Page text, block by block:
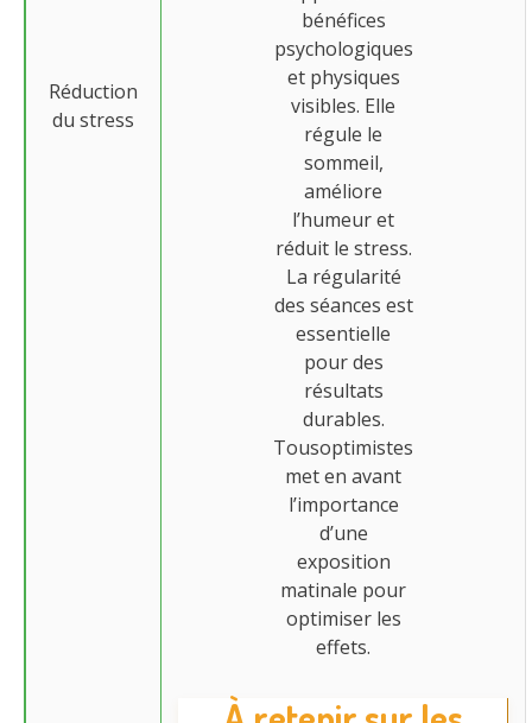
Réduction
du stress
bénéfices
psychologiques
et physiques
visibles. Elle
régule le
sommeil,
améliore
l’humeur et
réduit le stress.
La régularité
des séances est
essentielle
pour des
résultats
durables.
Tousoptimistes
met en avant
l’importance
d’une
exposition
matinale pour
optimiser les
effets.